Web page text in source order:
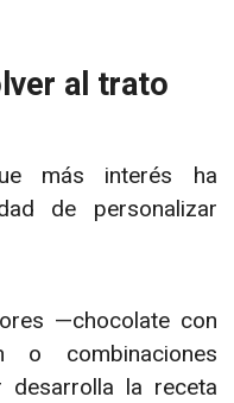
al trato
más interés ha
de personalizar
—chocolate con
o combinaciones
la receta